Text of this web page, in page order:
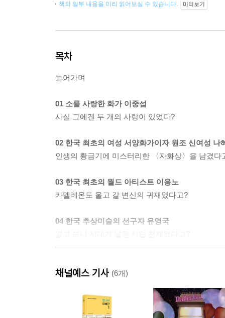
책의 일부 내용을 미리 읽어보실 수 있습니다. 미리보기
목차
들어가며
01 소를 사랑한 화가 이중섭
사실 그에겐 두 개의 사랑이 있었다?
02 한국 최초의 여성 서양화가이자 원조 신여성 나
인생의 황금기에 미스터리한 〈자화상〉을 남겼다
03 한국 최초의 월드 아티스트 이응노
카멜레온도 울고 갈 변신의 귀재였다고?
04 한국 추상미술의 선구자 유영국
알고 보니 반 고흐급 외골수?
06 한국에서 가장 비싼 화가 김환기
그의 예술은 ‘일심동체’ 사랑으로 완성될 수 있었다
채널예스 기사 (6개)